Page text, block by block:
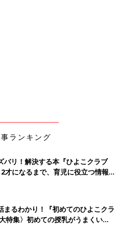
ックスでベビークローゼ
ランキング
バリ！解決する本『ひよこクラブ
になるまで、育児に役立つ情報が
まるわかり！『初めてのひよこクラ
特集〉初めての授乳がうまくい
ルクの基本と夏のトラブル 解決テ